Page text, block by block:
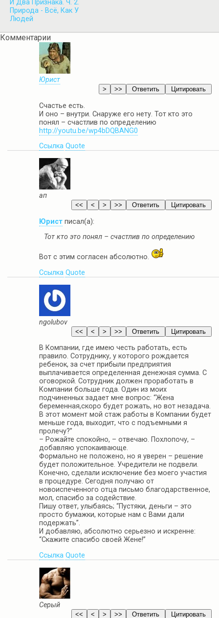
И Два Признака. Ч. 2.
Природа - Всё, Как У
Людей
Комментарии
Юрист
Счастье есть.
И оно – внутри. Снаруже его нету. Тот кто это
понял – счастлив по определению
http://youtu.be/wp4bDQBANG0
Ссылка Quote
ап
Юрист писал(а):
Тот кто это понял – счастлив по определению
Вот с этим согласен абсолютно.
Ссылка Quote
ngolubov
В Компании, где имею честь работать, есть
правило. Сотруднику, у которого рождается
ребенок, за счет прибыли предприятия
выплачивается определенная денежная сумма. С
оговоркой. Сотрудник должен проработать в
Компании больше года. Один из моих
подчиненных задает мне вопрос: “Жена
беременная,скоро будет рожать, но вот незадача.
В этот момент мой стаж работы в Компании будет
меньше года, выходит, что с подъемными я
пролечу?”
– Рожайте спокойно, – отвечаю. Похлопочу, –
добавляю успокаивающе.
Формально не положено, но я уверен – решение
будет положительное. Учредители не подвели.
Конечно, сделали исключение без моего участия
в процедуре. Сегодня получаю от
новоиспеченного отца письмо благодарственное,
мол, спасибо за содействие.
Пишу ответ, улыбаясь; “Пустяки, деньги – это
просто бумажки, которые нам с Вами дали
подержать”.
И добавляю, абсолютно серьезно и искренне:
“Скажите спасибо своей Жене!”
Ссылка Quote
Серый